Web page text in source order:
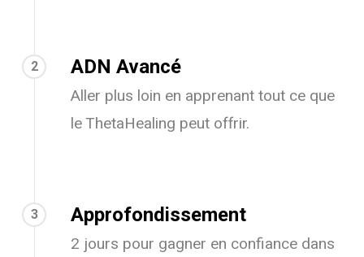
2
ADN Avancé
Aller plus loin en apprenant tout ce que
le ThetaHealing peut offrir.
3
Approfondissement
2 jours pour gagner en confiance dans